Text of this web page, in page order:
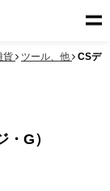
貨 ツール、他
CSデ
G）